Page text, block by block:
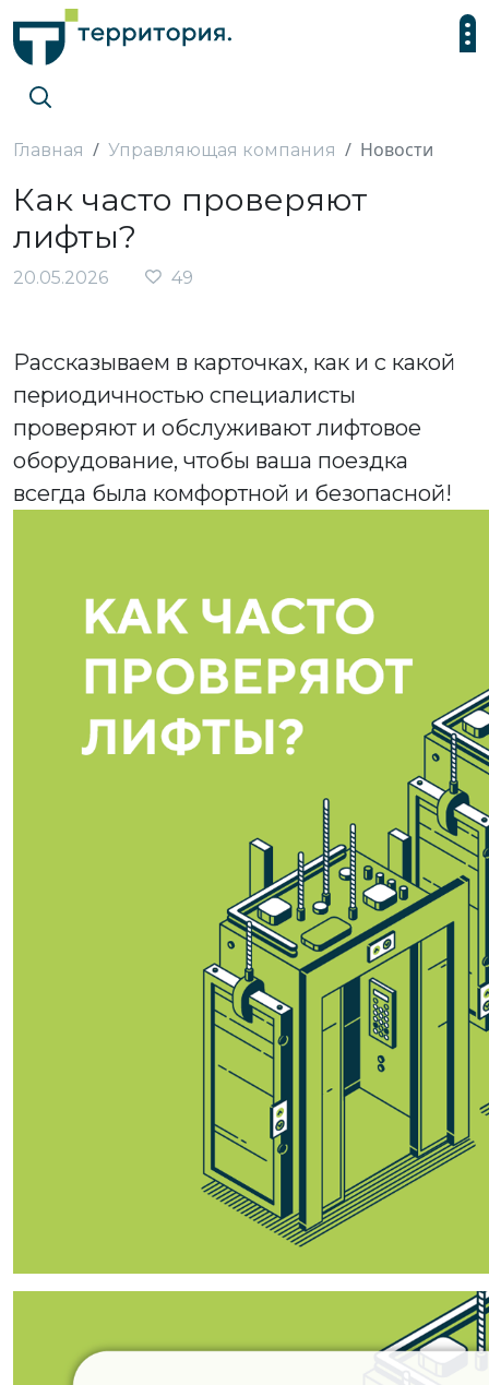
Главная Управляющая компания Новости
Как часто проверяют
лифты?
20.05.2026 49
Рассказываем в карточках, как и с какой
периодичностью специалисты
проверяют и обслуживают лифтовое
оборудование, чтобы ваша поездка
всегда была комфортной и безопасной!